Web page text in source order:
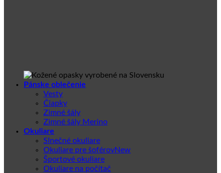
Pánske oblečenie
Vesty
Čiapky
Zimné šály
Zimné šály Merino
Okuliare
Slnečné okuliare
Okuliare pre šoférov
Športové okuliare
Okuliare na počítač